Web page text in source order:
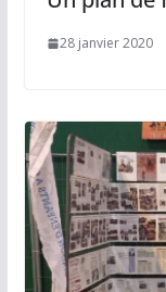
28 janvier 2020